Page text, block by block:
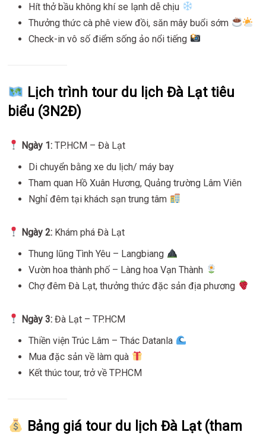
Hít thở bầu không khí se lạnh dễ chịu
Thưởng thức cà phê view đồi, săn mây buổi sớm
Check-in vô số điểm sống ảo nổi tiếng
Lịch trình tour du lịch Đà Lạt tiêu
biểu (3N2Đ)
Ngày 1:TP.HCM – Đà Lạt
Di chuyển bằng xe du lịch/ máy bay
Tham quan Hồ Xuân Hương, Quảng trường Lâm Viên
Nghỉ đêm tại khách sạn trung tâm
Ngày 2:Khám phá Đà Lạt
Thung lũng Tình Yêu – Langbiang
Vườn hoa thành phố – Làng hoa Vạn Thành
Chợ đêm Đà Lạt, thưởng thức đặc sản địa phương
Ngày 3:Đà Lạt – TP.HCM
Thiền viện Trúc Lâm – Thác Datanla
Mua đặc sản về làm quà
Kết thúc tour, trở về TP.HCM
Bảng giá tour du lịch Đà Lạt (tham